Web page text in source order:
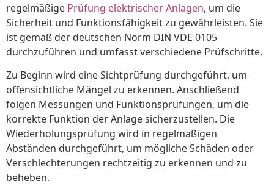
regelmäßige Prüfung elektrischer Anlagen, um die
Sicherheit und Funktionsfähigkeit zu gewährleisten. Sie
ist gemäß der deutschen Norm DIN VDE 0105
durchzuführen und umfasst verschiedene Prüfschritte.
Zu Beginn wird eine Sichtprüfung durchgeführt, um
offensichtliche Mängel zu erkennen. Anschließend
folgen Messungen und Funktionsprüfungen, um die
korrekte Funktion der Anlage sicherzustellen. Die
Wiederholungsprüfung wird in regelmäßigen
Abständen durchgeführt, um mögliche Schäden oder
Verschlechterungen rechtzeitig zu erkennen und zu
beheben.